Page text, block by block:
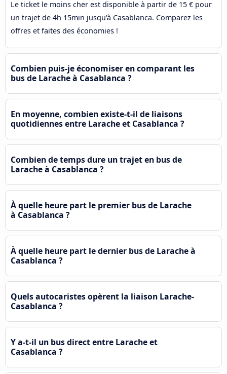
Le ticket le moins cher est disponible à partir de 15 € pour
un trajet de 4h 15min jusqu'à Casablanca. Comparez les
offres et faites des économies !
Combien puis-je économiser en comparant les
bus de Larache à Casablanca ?
En moyenne, combien existe-t-il de liaisons
quotidiennes entre Larache et Casablanca ?
Combien de temps dure un trajet en bus de
Larache à Casablanca ?
À quelle heure part le premier bus de Larache
à Casablanca ?
À quelle heure part le dernier bus de Larache à
Casablanca ?
Quels autocaristes opèrent la liaison Larache-
Casablanca ?
Y a-t-il un bus direct entre Larache et
Casablanca ?